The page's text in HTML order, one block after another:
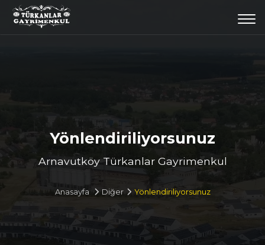
Yönlendiriliyorsunuz
Arnavutköy Türkanlar Gayrimenkul
Anasayfa Diğer Yönlendiriliyorsunuz